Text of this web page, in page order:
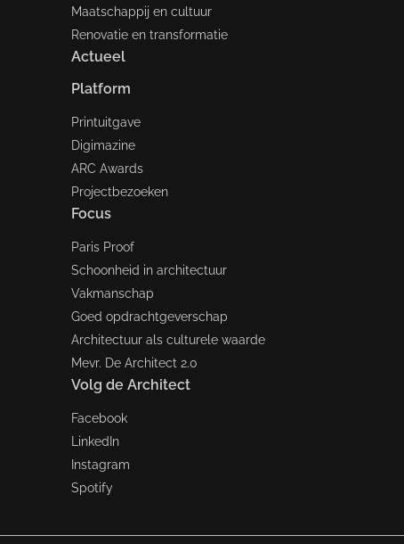
Maatschappij en cultuur
Renovatie en transformatie
Actueel
Platform
Printuitgave
Digimazine
ARC Awards
Projectbezoeken
Focus
Paris Proof
Schoonheid in architectuur
Vakmanschap
Goed opdrachtgeverschap
Architectuur als culturele waarde
Mevr. De Architect 2.0
Volg de Architect
Facebook
LinkedIn
Instagram
Spotify